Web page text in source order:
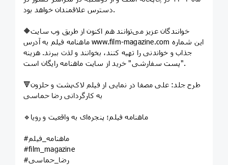
دسترس علاقمندان خواهد بود.
🔶خوانندگان عزیز می‌توانند هم اکنون از طریق وب سایت
ماهنامه فیلم به آدرس www.film-magazine.com این شماره
جذاب و خواندنی را تهیه کنند، بخوانند و لذت ببرند. هزینه
"پست سفارشی" خرید از سایت ماهنامه رایگان است.
🔻طرح جلد: علی مصفا در نمایی از فیلم لاک‌پشت و حلزون
به کارگردانی رضا حماسی
🔹ماهنامه فیلم؛ پنجره‌ای به واقعیت و رویا
#ماهنامه_فیلم
#film_magazine
#رضا_حماسی